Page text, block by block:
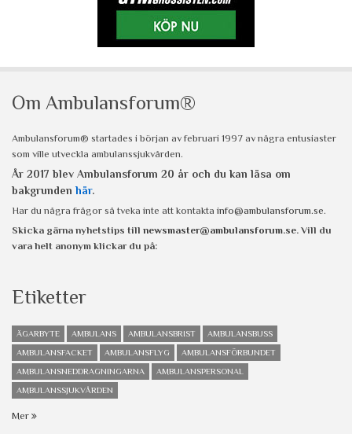
Om Ambulansforum®
Ambulansforum® startades i början av februari 1997 av några entusiaster
som ville utveckla ambulanssjukvården.
År 2017 blev Ambulansforum 20 år och du kan läsa om
bakgrunden här.
Har du några frågor så tveka inte att kontakta info@ambulansforum.se.
Skicka gärna nyhetstips till newsmaster@ambulansforum.se. Vill du
vara helt anonym klickar du på:
Etiketter
ÄGARBYTE AMBULANS AMBULANSBRIST
AMBULANSBUSS
AMBULANSFACKET
AMBULANSFLYG
AMBULANSFÖRBUNDET
AMBULANSNEDDRAGNINGARNA
AMBULANSPERSONAL
AMBULANSSJUKVÅRDEN
Mer